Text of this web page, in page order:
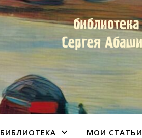
БИБЛИОТЕКА МОИ СТАТЬИ